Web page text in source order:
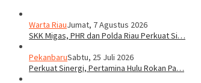
Warta RiauJumat, 7 Agustus 2026
SKK Migas, PHR dan Polda Riau Perkuat Si…
PekanbaruSabtu, 25 Juli 2026
Perkuat Sinergi, Pertamina Hulu Rokan Pa…